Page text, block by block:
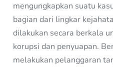
mengungkapkan suatu
bagian dari lingkar
dilakukan secara berkala
korupsi dan penyuapan.
melakukan pelanggaran